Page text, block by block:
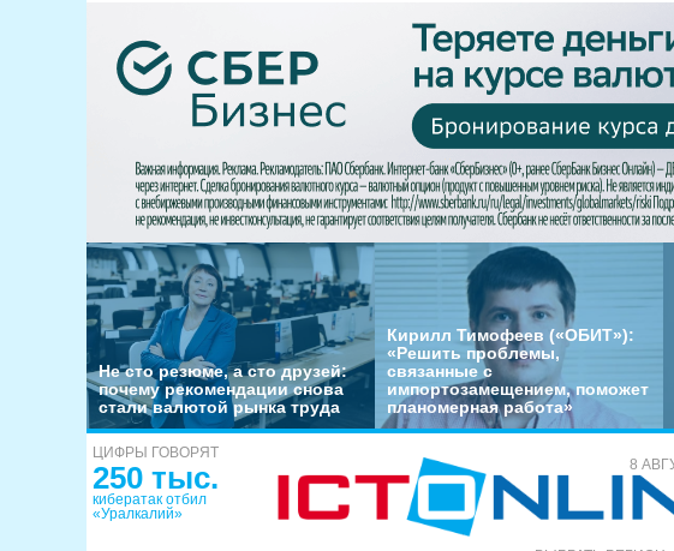
Не сто резюме, а сто друзей:
почему рекомендации снова
стали валютой рынка труда
Кирилл Тимофеев («ОБИТ»):
«Решить проблемы,
связанные с
импортозамещением, поможет
планомерная работа»
ЦИФРЫ ГОВОРЯТ
250 тыс.
кибератак отбил
«Уралкалий»
8